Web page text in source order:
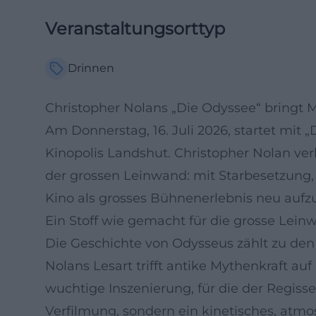
Veranstaltungsorttyp
Drinnen
Christopher Nolans „Die Odyssee“
Am Donnerstag, 16. Juli 2026, startet mit
Kinopolis Landshut. Christopher Nolan
der grossen Leinwand: mit
Kino als grosses Bühnenerlebnis neu
Ein Stoff wie gemacht für die grosse
Die Geschichte von Odysseus zählt zu
Nolans Lesart trifft antike Mythenkraft
wuchtige Inszenierung, für die der
Verfilmung, sondern ein kinetisches,